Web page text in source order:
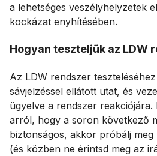
a lehetséges veszélyhelyzetek
kockázat enyhítésében.
Hogyan teszteljük az LDW
Az LDW rendszer
sávjelzéssel ellátott utat, és
ügyelve a rendszer
arról, hogy a soron következő
biztonságos, akkor próbálj
(és közben ne érintsd meg az